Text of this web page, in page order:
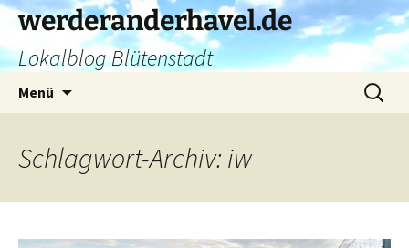
Zum
Inhalt
springen
werderanderhavel.de
Lokalblog Blütenstadt
Menü
Suchen
nach:
Schlagwort-Archiv: iw